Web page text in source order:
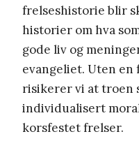
frelseshistorie blir
historier om hva
gode liv og
evangeliet. Uten
risikerer vi at troen
individualisert
korsfestet frelser.